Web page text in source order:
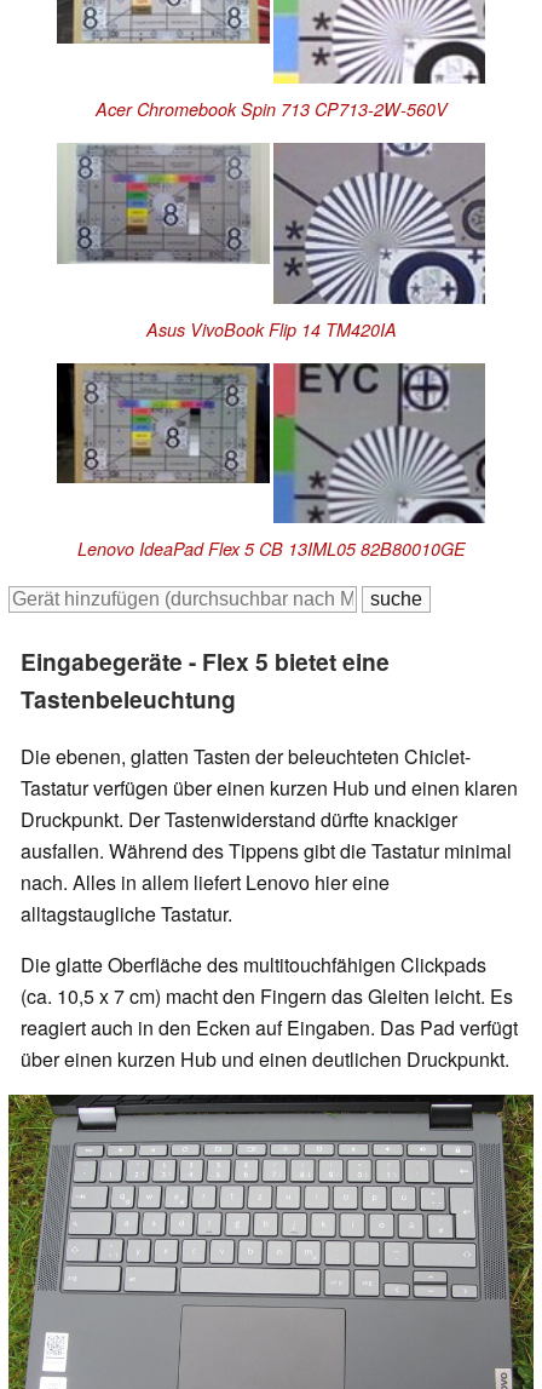
Acer Chromebook Spin 713 CP713-2W-560V
Asus VivoBook Flip 14 TM420IA
Lenovo IdeaPad Flex 5 CB 13IML05 82B80010GE
Eingabegeräte - Flex 5 bietet eine
Tastenbeleuchtung
Die ebenen, glatten Tasten derbeleuchteten Chiclet-
Tastaturverfügen über einen kurzen Hub und einen klaren
Druckpunkt. Der Tastenwiderstand dürfte knackiger
ausfallen. Während des Tippens gibt die Tastatur minimal
nach. Alles in allem liefert Lenovo hier eine
alltagstaugliche Tastatur.
Die glatte Oberfläche des multitouchfähigen Clickpads
(ca. 10,5 x 7 cm) macht den Fingern das Gleiten leicht. Es
reagiert auch in den Ecken auf Eingaben. Das Pad verfügt
über einen kurzen Hub und einen deutlichen Druckpunkt.